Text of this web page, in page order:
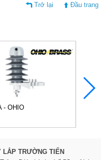
Trở lại Đầu trang
- OHIO
LẮP TRƯỜNG TIẾN